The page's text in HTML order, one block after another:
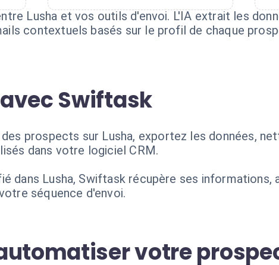
Lusha et vos outils d'envoi. L'IA extrait les
contextuels basés sur le profil de chaque
Swiftask
prospects sur Lusha, exportez les données,
dans votre logiciel CRM.
dans Lusha, Swiftask récupère ses informations,
séquence d'envoi.
votre